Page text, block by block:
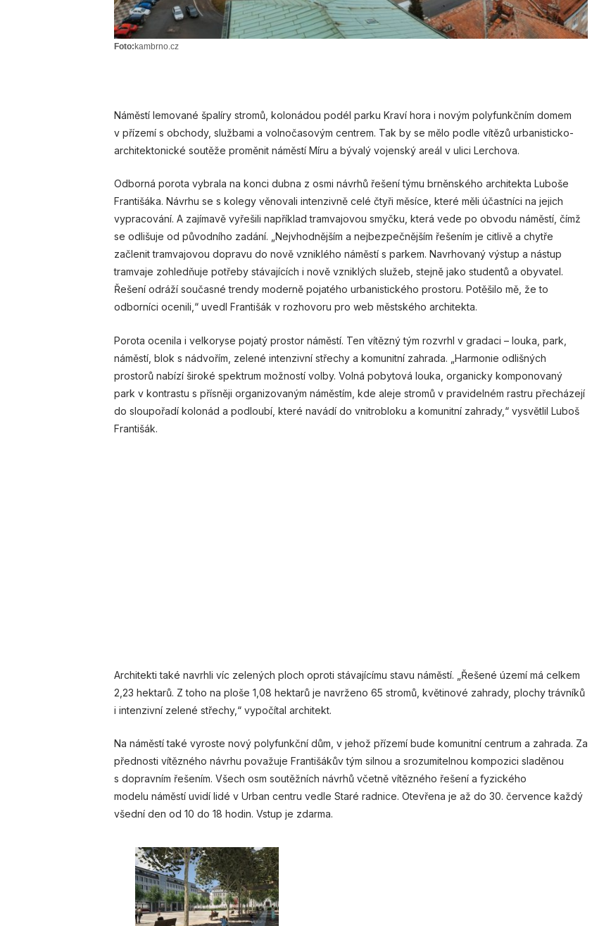
Foto:kambrno.cz
Náměstí lemované špalíry stromů, kolonádou podél parku Kraví hora i novým polyfunkčním domem
v přízemí s obchody, službami a volnočasovým centrem. Tak by se mělo podle vítězů urbanisticko-
architektonické soutěže proměnit náměstí Míru a bývalý vojenský areál v ulici Lerchova.
Odborná porota vybrala na konci dubna z osmi návrhů řešení týmu brněnského architekta Luboše
Františáka. Návrhu se s kolegy věnovali intenzivně celé čtyři měsíce, které měli účastníci na jejich
vypracování. A zajímavě vyřešili například tramvajovou smyčku, která vede po obvodu náměstí, čímž
se odlišuje od původního zadání. „Nejvhodnějším a nejbezpečnějším řešením je citlivě a chytře
začlenit tramvajovou dopravu do nově vzniklého náměstí s parkem. Navrhovaný výstup a nástup
tramvaje zohledňuje potřeby stávajících i nově vzniklých služeb, stejně jako studentů a obyvatel.
Řešení odráží současné trendy moderně pojatého urbanistického prostoru. Potěšilo mě, že to
odborníci ocenili,“ uvedl Františák v rozhovoru pro web městského architekta.
Porota ocenila i velkoryse pojatý prostor náměstí. Ten vítězný tým rozvrhl v gradaci – louka, park,
náměstí, blok s nádvořím, zelené intenzivní střechy a komunitní zahrada. „Harmonie odlišných
prostorů nabízí široké spektrum možností volby. Volná pobytová louka, organicky komponovaný
park v kontrastu s přísněji organizovaným náměstím, kde aleje stromů v pravidelném rastru přecházejí
do sloupořadí kolonád a podloubí, které navádí do vnitrobloku a komunitní zahrady,“ vysvětlil Luboš
Františák.
Architekti také navrhli víc zelených ploch oproti stávajícímu stavu náměstí. „Řešené území má celkem
2,23 hektarů. Z toho na ploše 1,08 hektarů je navrženo 65 stromů, květinové zahrady, plochy trávníků
i intenzivní zelené střechy,“ vypočítal architekt.
Na náměstí také vyroste nový polyfunkční dům, v jehož přízemí bude komunitní centrum a zahrada. Za
přednosti vítězného návrhu považuje Františákův tým silnou a srozumitelnou kompozici sladěnou
s dopravním řešením. Všech osm soutěžních návrhů včetně vítězného řešení a fyzického
modelu náměstí uvidí lidé v Urban centru vedle Staré radnice. Otevřena je až do 30. července každý
všední den od 10 do 18 hodin. Vstup je zdarma.